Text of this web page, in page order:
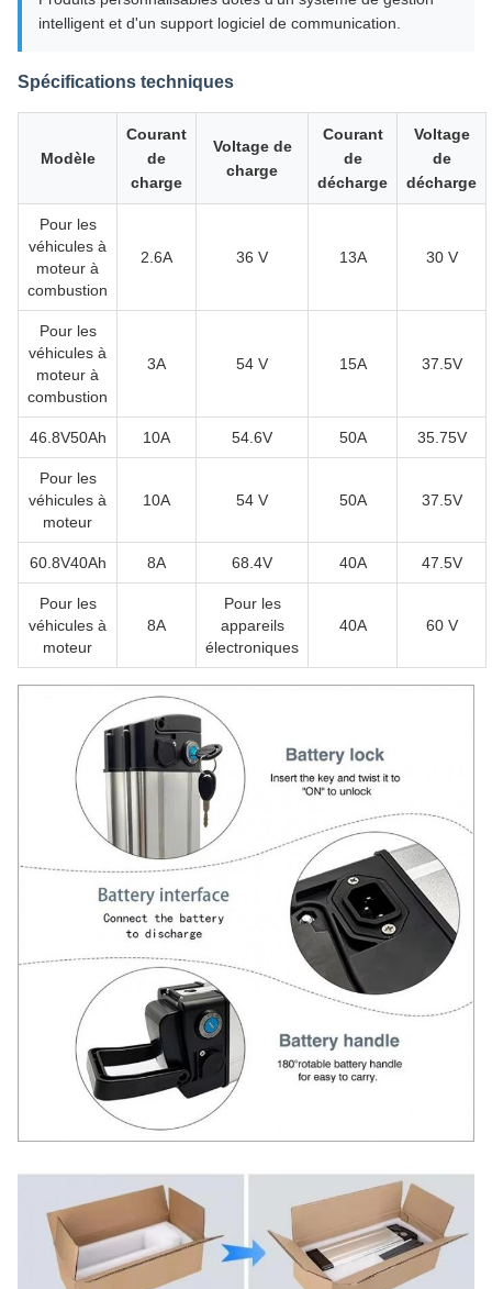
intelligent et d'un support logiciel de communication.
Spécifications techniques
Modèle
Courant
de
charge
Voltage de
charge
Courant
de
décharge
Voltage
de
décharge
Pour les
véhicules à
moteur à
combustion
2.6A 36 V 13A 30 V
Pour les
véhicules à
moteur à
combustion
3A 54 V 15A 37.5V
46.8V50Ah 10A 54.6V 50A 35.75V
Pour les
véhicules à
moteur
10A 54 V 50A 37.5V
60.8V40Ah 8A 68.4V 40A 47.5V
Pour les
véhicules à
moteur
8A
Pour les
appareils
électroniques
40A 60 V